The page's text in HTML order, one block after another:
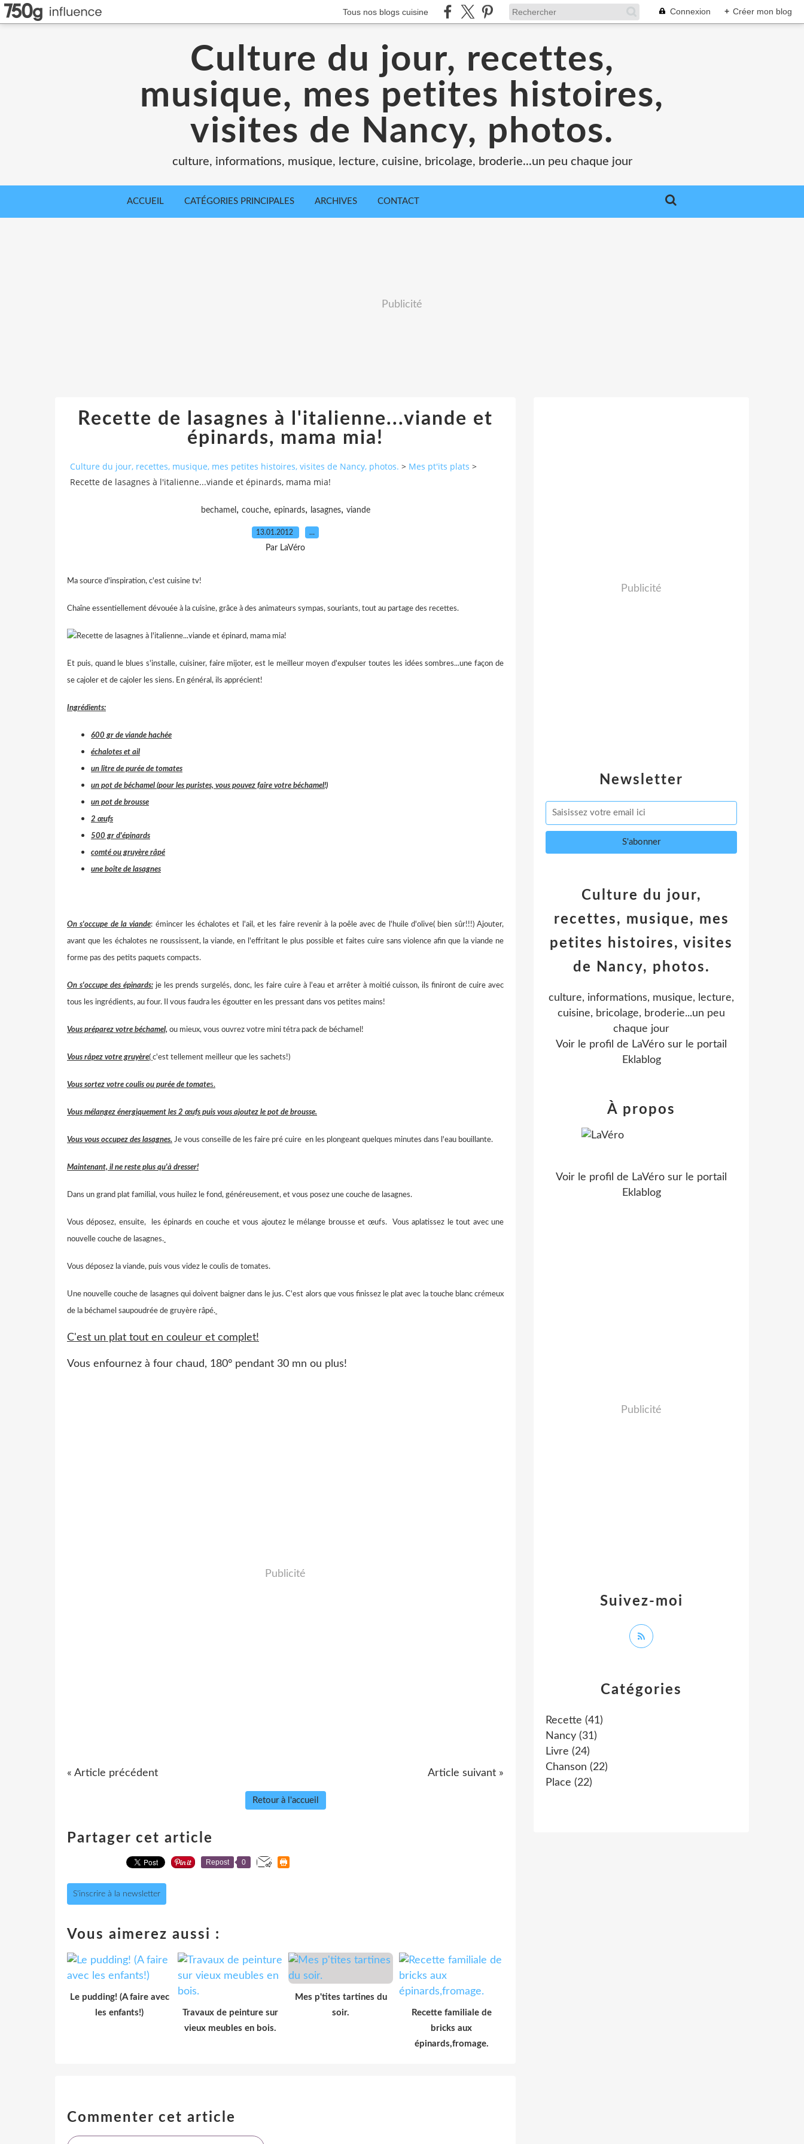
Tous nos blogs cuisine Connexion + Créer mon blog
Culture du jour, recettes,
musique, mes petites histoires,
visites de Nancy, photos.
culture, informations, musique, lecture, cuisine, bricolage, broderie...un peu chaque jour
ACCUEIL CATÉGORIES PRINCIPALES ARCHIVES CONTACT
Publicité
Recette de lasagnes à l'italienne...viande et
épinards, mama mia!
Culture du jour, recettes, musique, mes petites histoires, visites de Nancy, photos. > Mes pt'its plats >
Recette de lasagnes à l'italienne...viande et épinards, mama mia!
bechamel, couche, epinards, lasagnes, viande
13.01.2012 …
Par LaVéro
Ma source d'inspiration, c'est cuisine tv!
Chaîne essentiellement dévouée à la cuisine, grâce à des animateurs sympas, souriants, tout au partage des recettes.
Et puis, quand le blues s'installe, cuisiner, faire mijoter, est le meilleur moyen d'expulser toutes les idées sombres...une façon de
se cajoler et de cajoler les siens. En général, ils apprécient!
Ingrédients:
600 gr de viande hachée
échalotes et ail
un litre de purée de tomates
un pot de béchamel (pour les puristes, vous pouvez faire votre béchamel!)
un pot de brousse
2 œufs
500 gr d'épinards
comté ou gruyère râpé
une boîte de lasagnes
On s'occupe de la viande: émincer les échalotes et l'ail, et les faire revenir à la poêle avec de l'huile d'olive( bien sûr!!!) Ajouter,
avant que les échalotes ne roussissent, la viande, en l'effritant le plus possible et faites cuire sans violence afin que la viande ne
forme pas des petits paquets compacts.
On s'occupe des épinards:je les prends surgelés, donc, les faire cuire à l'eau et arrêter à moitié cuisson, ils finiront de cuire avec
tous les ingrédients, au four. Il vous faudra les égoutter en les pressant dans vos petites mains!
Vous préparez votre béchamel, ou mieux, vous ouvrez votre mini tétra pack de béchamel!
Vous râpez votre gruyère( c'est tellement meilleur que les sachets!)
Vous sortez votre coulis ou purée de tomates.
Vous mélangez énergiquement les 2 œufs puis vous ajoutez le pot de brousse.
Vous vous occupez des lasagnes. Je vous conseille de les faire pré cuire en les plongeant quelques minutes dans l'eau bouillante.
Maintenant, il ne reste plus qu'à dresser!
Dans un grand plat familial, vous huilez le fond, généreusement, et vous posez une couche de lasagnes.
Vous déposez, ensuite, les épinards en couche et vous ajoutez le mélange brousse et œufs. Vous aplatissez le tout avec une
nouvelle couche de lasagnes.
Vous déposez la viande, puis vous videz le coulis de tomates.
Une nouvelle couche de lasagnes qui doivent baigner dans le jus. C'est alors que vous finissez le plat avec la touche blanc crémeux
de la béchamel saupoudrée de gruyère râpé.
C'est un plat tout en couleur et complet!
Vous enfournez à four chaud, 180° pendant 30 mn ou plus!
Publicité
« Article précédent Article suivant »
Retour à l'accueil
Partager cet article
Repost 0
S'inscrire à la newsletter
Vous aimerez aussi :
Le pudding! (A faire avec
les enfants!)
Travaux de peinture sur
vieux meubles en bois.
Mes p'tites tartines du
soir.
Recette familiale de
bricks aux
épinards,fromage.
Commenter cet article
Newsletter
Publicité
Catégories
Recette (41)
Nancy (31)
Livre (24)
Chanson (22)
Place (22)
Culture du jour,
recettes, musique, mes
petites histoires, visites
de Nancy, photos.
culture, informations, musique, lecture,
cuisine, bricolage, broderie...un peu
chaque jour
Voir le profil de LaVéro sur le portail
Eklablog
Suivez-moi
À propos
Voir le profil de LaVéro sur le portail
Eklablog
Publicité